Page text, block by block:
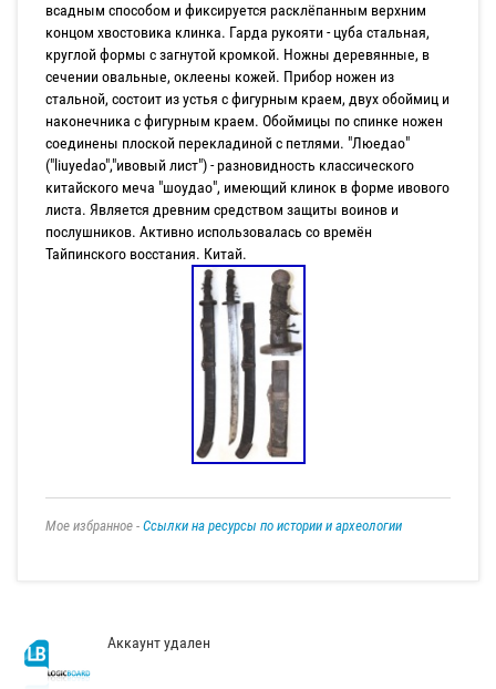
всадным способом и фиксируется расклёпанным верхним
концом хвостовика клинка. Гарда рукояти - цуба стальная,
круглой формы с загнутой кромкой. Ножны деревянные, в
сечении овальные, оклеены кожей. Прибор ножен из
стальной, состоит из устья с фигурным краем, двух обоймиц и
наконечника с фигурным краем. Обоймицы по спинке ножен
соединены плоской перекладиной с петлями. "Люедао"
("liuyedao","ивовый лист") - разновидность классического
китайского меча "шоудао", имеющий клинок в форме ивового
листа. Является древним средством защиты воинов и
послушников. Активно использовалась со времён
Тайпинского восстания. Китай.
Мое избранное - Ссылки на ресурсы по истории и археологии
Аккаунт удален